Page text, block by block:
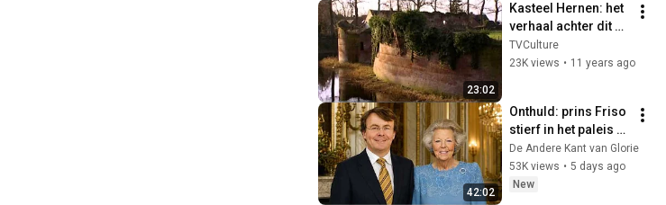
23:02
Kasteel Hernen: het
verhaal achter dit
prachtige,
compacte kasteel
TVCulture
23K views • 11 years ago
42:02
Onthuld: prins Friso
stierf in het paleis
dat koningin Beatrix
net had opgegeven
De Andere Kant van Glorie
53K views • 5 days ago
New